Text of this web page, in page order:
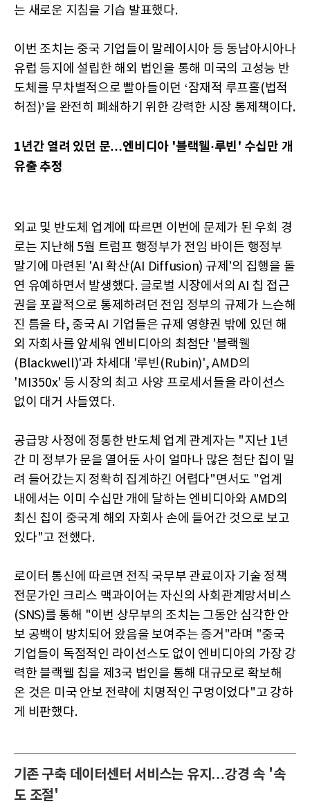
는 새로운 지침을 기습 발표했다.
이번 조치는 중국 기업들이 말레이시아 등 동남아시아나
유럽 등지에 설립한 해외 법인을 통해 미국의 고성능 반
도체를 무차별적으로 빨아들이던 ‘잠재적 루프홀(법적
허점)’을 완전히 폐쇄하기 위한 강력한 시장 통제책이다.
1년간 열려 있던 문…엔비디아 '블랙웰·루빈' 수십만 개
유출 추정
외교 및 반도체 업계에 따르면 이번에 문제가 된 우회 경
로는 지난해 5월 트럼프 행정부가 전임 바이든 행정부
말기에 마련된 'AI 확산(AI Diffusion) 규제'의 집행을 돌
연 유예하면서 발생했다. 글로벌 시장에서의 AI 칩 접근
권을 포괄적으로 통제하려던 전임 정부의 규제가 느슨해
진 틈을 타, 중국 AI 기업들은 규제 영향권 밖에 있던 해
외 자회사를 앞세워 엔비디아의 최첨단 '블랙웰
(Blackwell)'과 차세대 '루빈(Rubin)', AMD의
'MI350x' 등 시장의 최고 사양 프로세서들을 라이선스
없이 대거 사들였다.
공급망 사정에 정통한 반도체 업계 관계자는 "지난 1년
간 미 정부가 문을 열어둔 사이 얼마나 많은 첨단 칩이 밀
려 들어갔는지 정확히 집계하긴 어렵다"면서도 "업계
내에서는 이미 수십만 개에 달하는 엔비디아와 AMD의
최신 칩이 중국계 해외 자회사 손에 들어간 것으로 보고
있다"고 전했다.
로이터 통신에 따르면 전직 국무부 관료이자 기술 정책
전문가인 크리스 맥과이어는 자신의 사회관계망서비스
(SNS)를 통해 "이번 상무부의 조치는 그동안 심각한 안
보 공백이 방치되어 왔음을 보여주는 증거"라며 "중국
기업들이 독점적인 라이선스도 없이 엔비디아의 가장 강
력한 블랙웰 칩을 제3국 법인을 통해 대규모로 확보해
온 것은 미국 안보 전략에 치명적인 구멍이었다"고 강하
게 비판했다.
기존 구축 데이터센터 서비스는 유지…강경 속 '속
도 조절'